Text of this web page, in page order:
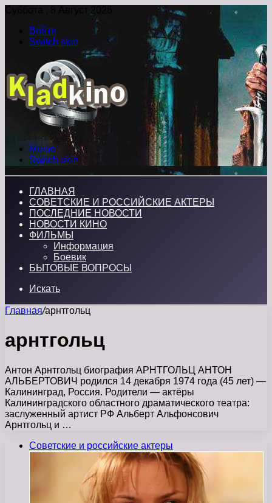
Суббота , 8 Август 2026
Войти
Switch skin
Меню
Switch skin
ГЛАВНАЯ
СОВЕТСКИЕ И РОССИЙСКИЕ АКТЕРЫ
ПОСЛЕДНИЕ НОВОСТИ
НОВОСТИ КИНО
ФИЛЬМЫ
Информация
Боевик
БЫТОВЫЕ ВОПРОСЫ
Искать
Главная/арнтгольц
арнтгольц
Антон Арнтгольц биография АРНТГОЛЬЦ АНТОН
АЛЬБЕРТОВИЧ родился 14 декабря 1974 года (45 лет) —
Калининград, Россия. Родители — актёры
Калининградского областного драматического театра:
заслуженный артист РФ Альберт Альфонсович
Арнтгольц и …
Советские и российские актеры